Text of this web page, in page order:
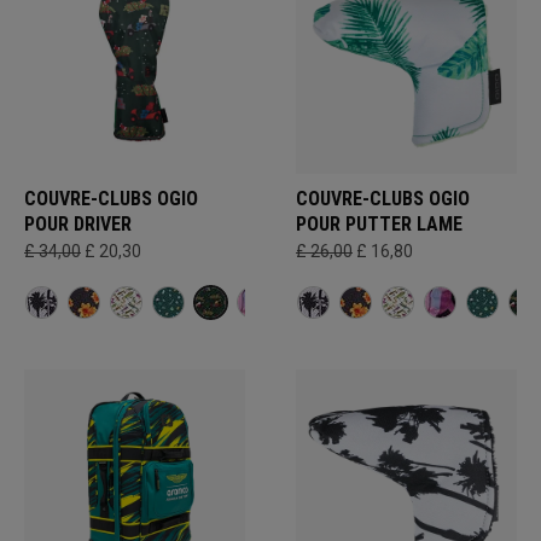
COUVRE-CLUBS OGIO
POUR DRIVER
£ 34,00 £ 20,30
COUVRE-CLUBS OGIO
POUR PUTTER LAME
£ 26,00 £ 16,80